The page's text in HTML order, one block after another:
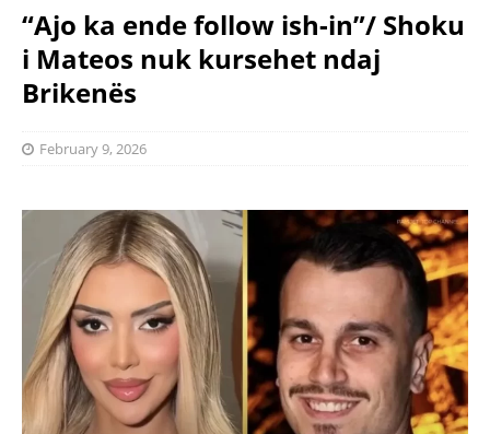
“Ajo ka ende follow ish-in”/ Shoku
i Mateos nuk kursehet ndaj
Brikenës
February 9, 2026